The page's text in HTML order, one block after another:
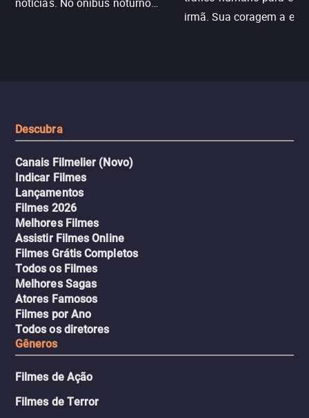
irmã. Sua coragem a
Descubra
Canais Filmelier (Novo)
Indicar Filmes
Lançamentos
Filmes 2026
Melhores Filmes
Assistir Filmes Online
Filmes Grátis Completos
Todos os Filmes
Melhores Sagas
Atores Famosos
Filmes por Ano
Todos os diretores
Gêneros
Filmes de Ação
Filmes de Terror